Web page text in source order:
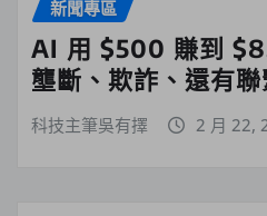
新聞專區
AI 用 $500 賺到
壟斷、欺詐、還有
科技主筆吳有擇 2 月 22,